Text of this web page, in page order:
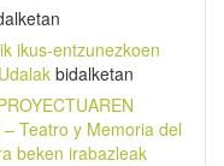
ikus-entzunezkoen
bidalketan
– Teatro y Memoria del
beken irabazleak